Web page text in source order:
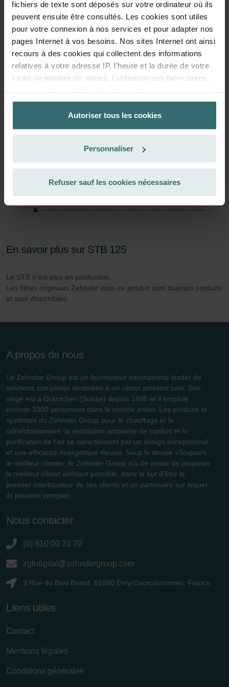
fichiers de texte sont déposés sur votre ordinateur où ils
peuvent ensuite être consultés. Les cookies sont utiles
pour votre connexion à nos services et pour adapter nos
pages Internet à vos besoins. Nos sites Internet ont ainsi
recours à des cookies qui collectent des informations
relatives à votre adresse IP, l’heure et la durée de votre
visite, le nombre de visites, l’utilisation des formulaires,
réglages concernant les favoris sur nos sites Internet. La
durée de stockage des cookies est variable.
cookies est l’art. 6, par. 1, al. 1 let. f du Règlement
général de l’UE sur la protection des données, ainsi que
conséquence le navigateur Web utilisé afin d’empêcher
ordinateur. Vous pouvez en outre effacer à tout moment
les cookies déjà enregistrés via un navigateur Web ou
tout autre logiciel correspondant. Cette opération peut
usuel. Si l’utilisateur concerné désactive l’enregistrement
disponibles dans leur intégralité.
Pour plus de détails, nous vous invitons à prendre
connaissance de notre politique relative aux cookies.
Datenschutzerklärung der Zehnder Group
Zehnder Group AG: Data Privacy
Zehnder Group België nv/sa: Déclarations de confidentialité
Zehnder Group Czech Republic s.r.o.: Zásady ochrany
osobních údajů
Zehnder Group France: Protection des données
Zehnder Group Italia S.r.l.: Privacy
Limitet Şirketi: Web Sitesi Çerezleri
Zehnder Group Sales International: Privacy Policy
Zehnder Group Schweiz AG: Datenschutz
danych Zehnder
Autoriser tous les cookies
Personnaliser
Refuser sauf les cookies nécessaires
26.42 31.08
TVA incluse
S’abonner
En savoir plus sur STB 125
Le STB n'est plus en production.
Les filtres originaux Zehnder pour ce produit sont toujours produits
et sont disponibles.
A propos de nous
Le Zehnder Group est un fournisseur international leader de
solutions complètes destinées à un climat ambiant sain. Son
siège est à Gränichen (Suisse) depuis 1895 et il emploie
environ 3300 personnes dans le monde entier. Les produits et
systèmes du Zehnder Group pour le chauffage et le
rafraîchissement, la ventilation ambiante de confort et la
purification de l’air se caractérisent par un design exceptionnel
et une efficacité énergétique élevée. Sous la devise «Toujours
le meilleur climat», le Zehnder Group n’a de cesse de proposer
le meilleur climat ambiant possible, dans le but d’être le
premier interlocuteur de ses clients et un partenaire sur lequel
ils peuvent compter.
Nous contacter
(0) 810 00 71 70
zgfrdigital@zehndergroup.com
3 Rue du Bois Briard, 91080 Évry-Courcouronnes, France
Liens utiles
Contact
Mentions légales
Conditions générales